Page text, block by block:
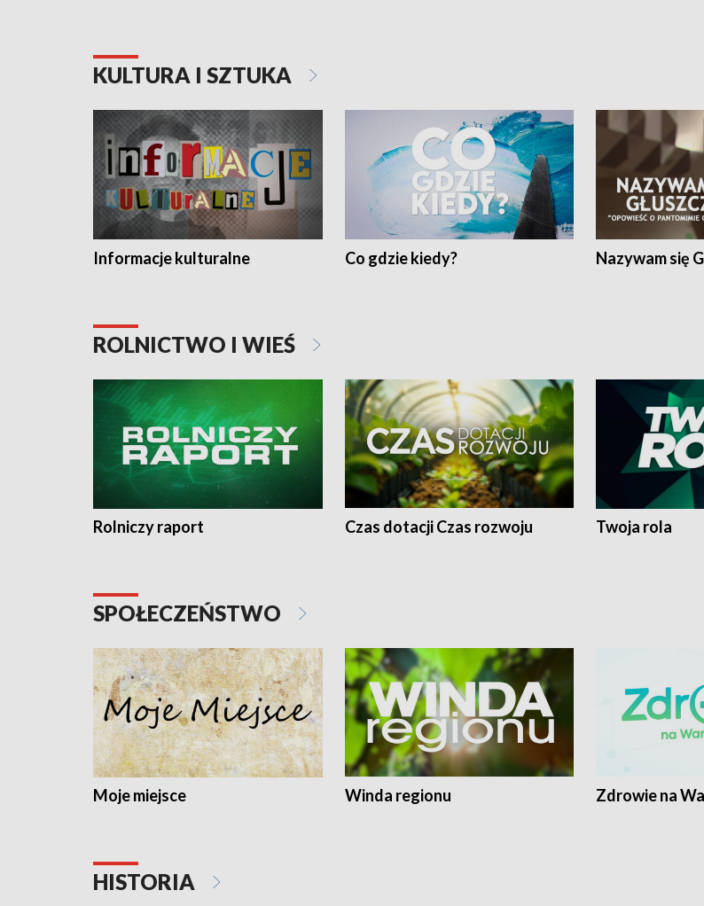
KULTURA I SZTUKA
Informacje kulturalne Co gdzie kiedy? Nazywam się
ROLNICTWO I WIEŚ
Rolniczy raport Czas dotacji Czas rozwoju Twoja rola
SPOŁECZEŃSTWO
Moje miejsce Winda regionu Zdrowie na
HISTORIA